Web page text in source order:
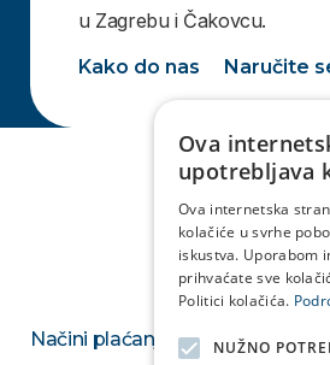
u Zagrebu i Čakovcu.
Kako do nas Naručite
Načini plaćanja
Ova
upotrebljava
Ova internetska
kolačiće u svrhe
iskustva. Uporabom
prihvaćate sve
Politici kolačića.
NUŽNO